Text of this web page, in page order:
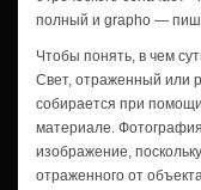
полный и grapho —
Чтобы понять, в чем
Свет, отраженный или
собирается при
материале.
изображение,
отраженного от